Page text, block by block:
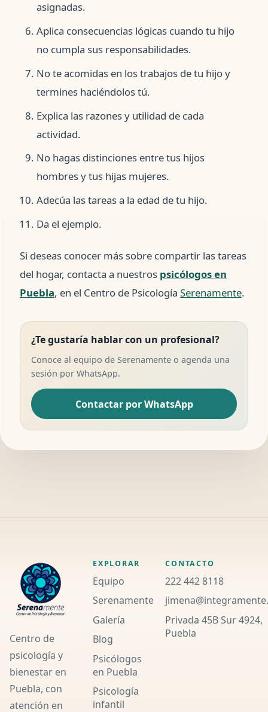
asignadas.
Aplica consecuencias lógicas cuando tu hijo
no cumpla sus responsabilidades.
No te acomidas en los trabajos de tu hijo y
termines haciéndolos tú.
Explica las razones y utilidad de cada
actividad.
No hagas distinciones entre tus hijos
hombres y tus hijas mujeres.
Adecúa las tareas a la edad de tu hijo.
Da el ejemplo.
Si deseas conocer más sobre compartir las tareas
del hogar, contacta a nuestros psicólogos en
Puebla, en el Centro de Psicología Serenamente.
¿Te gustaría hablar con un profesional?
Conoce al equipo de Serenamente o agenda una
sesión por WhatsApp.
Contactar por WhatsApp
Centro de
psicología y
bienestar en
Puebla, con
atención en
EXPLORAR
Equipo
Serenamente
Galería
Blog
Psicólogos
en Puebla
Psicología
infantil
CONTACTO
222 442 8118
Privada 45B Sur 4924,
Puebla